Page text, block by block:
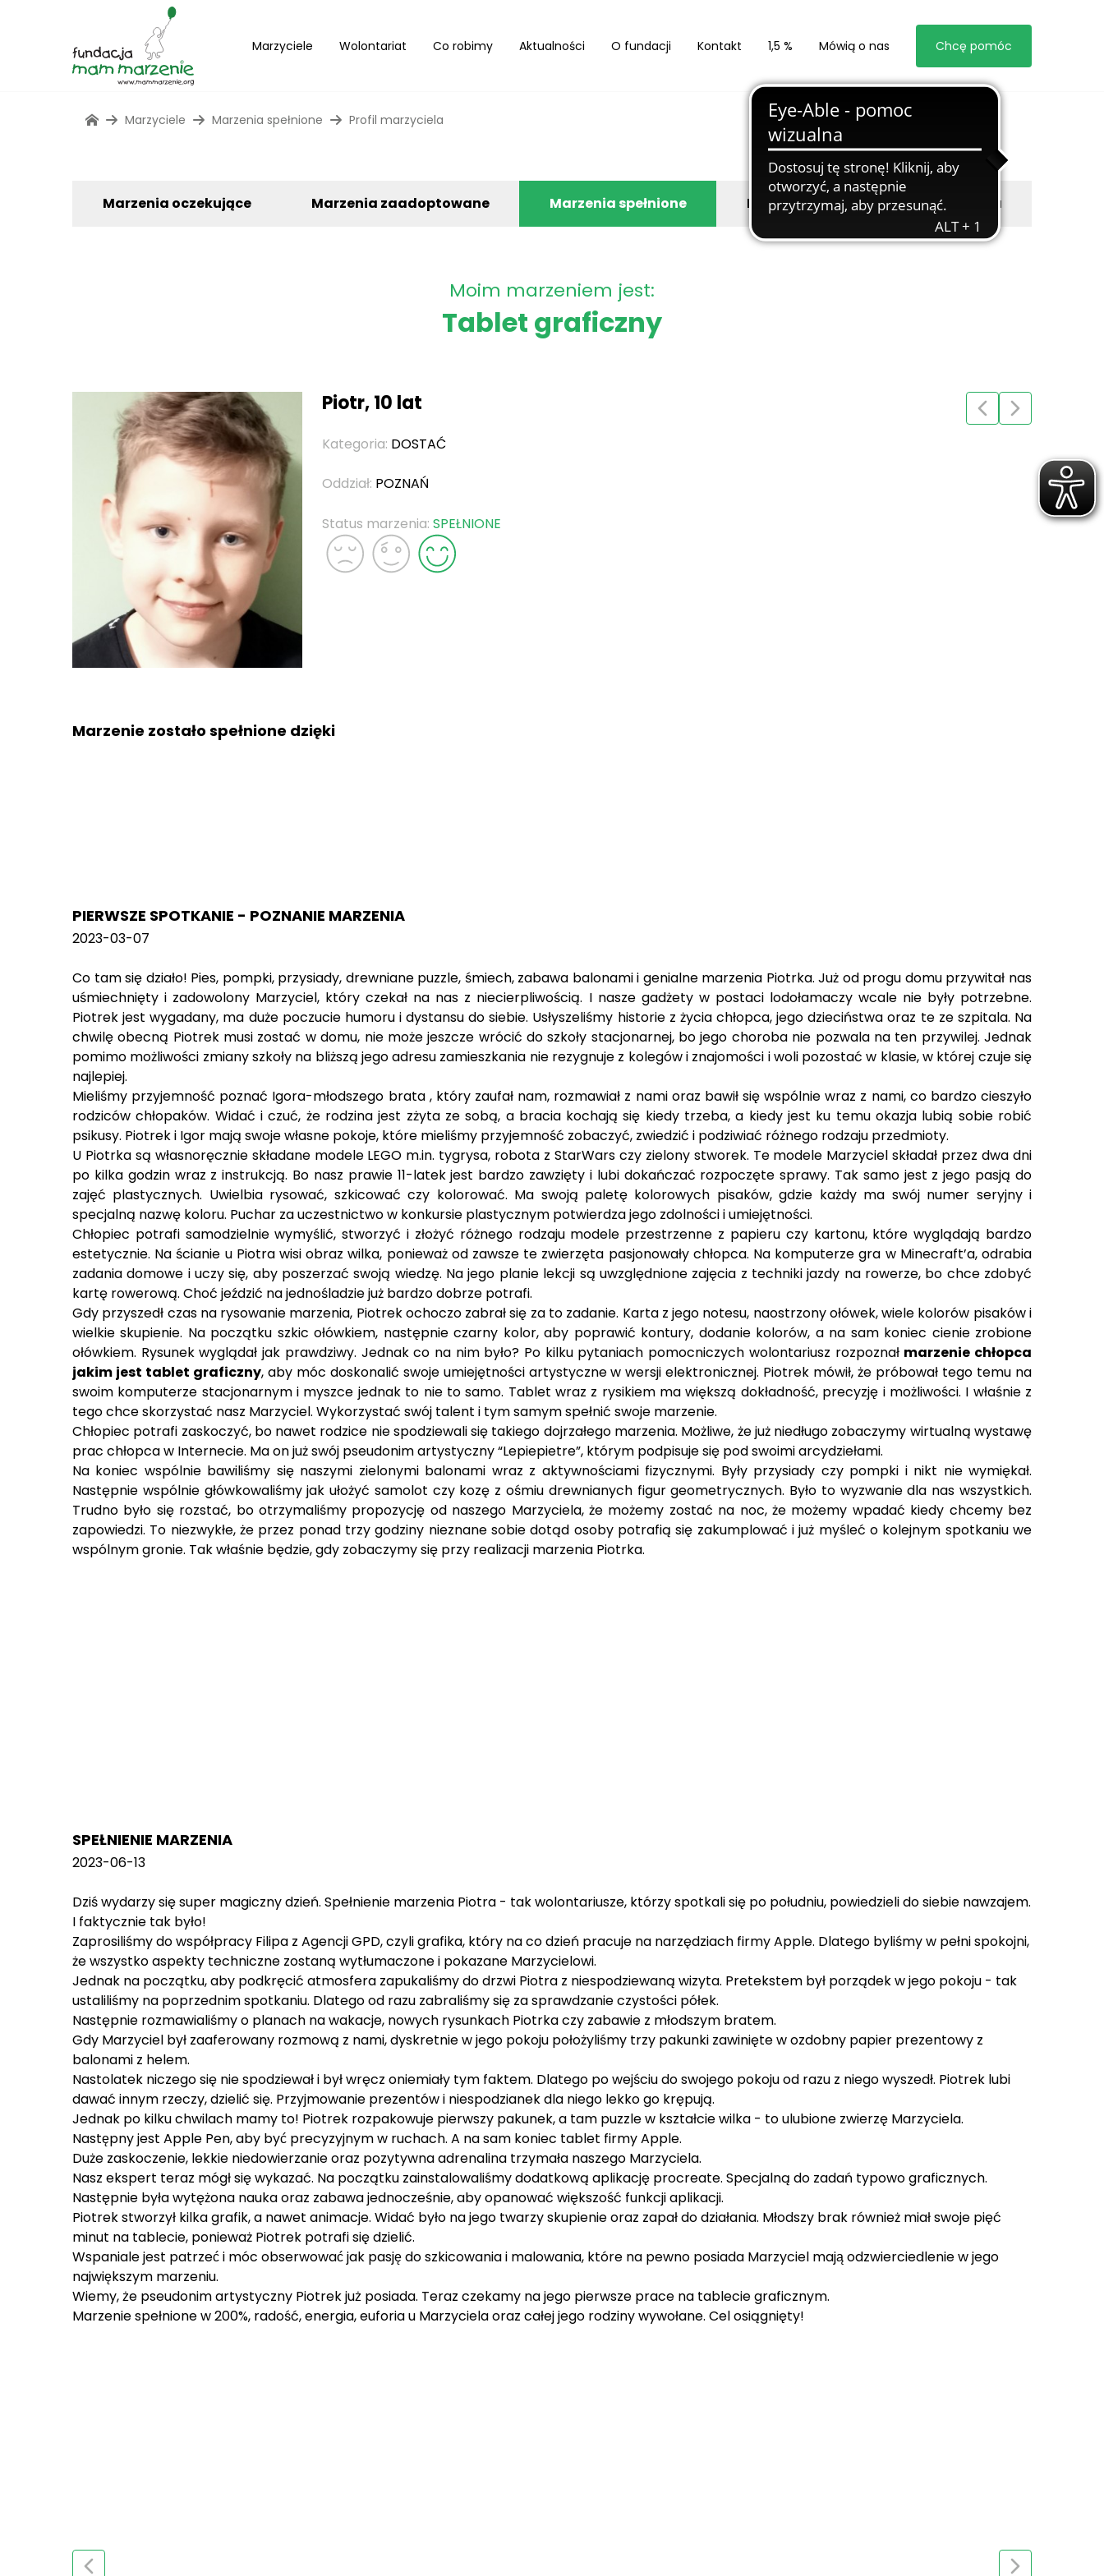
Marzyciele Wolontariat Co robimy Aktualności O fundacji Kontakt 1,5 % Mówią o nas Chcę pomóc
Marzyciele Marzenia spełnione Profil marzyciela
Marzenia oczekujące Marzenia zaadoptowane Marzenia spełnione Byli z nami Zgłoś marzyciela
Moim marzeniem jest:
Tablet graficzny
Piotr, 10 lat
Kategoria: DOSTAĆ
Oddział: POZNAŃ
Status marzenia: SPEŁNIONE
Marzenie zostało spełnione dzięki
PIERWSZE SPOTKANIE - POZNANIE MARZENIA
2023-03-07
Co tam się działo! Pies, pompki, przysiady, drewniane puzzle, śmiech, zabawa balonami i genialne marzenia Piotrka. Już od progu domu przywitał nas
uśmiechnięty i zadowolony Marzyciel, który czekał na nas z niecierpliwością. I nasze gadżety w postaci lodołamaczy wcale nie były potrzebne.
Piotrek jest wygadany, ma duże poczucie humoru i dystansu do siebie. Usłyszeliśmy historie z życia chłopca, jego dzieciństwa oraz te ze szpitala. Na
chwilę obecną Piotrek musi zostać w domu, nie może jeszcze wrócić do szkoły stacjonarnej, bo jego choroba nie pozwala na ten przywilej. Jednak
pomimo możliwości zmiany szkoły na bliższą jego adresu zamieszkania nie rezygnuje z kolegów i znajomości i woli pozostać w klasie, w której czuje się
najlepiej.
Mieliśmy przyjemność poznać Igora-młodszego brata , który zaufał nam, rozmawiał z nami oraz bawił się wspólnie wraz z nami, co bardzo cieszyło
rodziców chłopaków. Widać i czuć, że rodzina jest zżyta ze sobą, a bracia kochają się kiedy trzeba, a kiedy jest ku temu okazja lubią sobie robić
psikusy. Piotrek i Igor mają swoje własne pokoje, które mieliśmy przyjemność zobaczyć, zwiedzić i podziwiać różnego rodzaju przedmioty.
U Piotrka są własnoręcznie składane modele LEGO m.in. tygrysa, robota z StarWars czy zielony stworek. Te modele Marzyciel składał przez dwa dni
po kilka godzin wraz z instrukcją. Bo nasz prawie 11-latek jest bardzo zawzięty i lubi dokańczać rozpoczęte sprawy. Tak samo jest z jego pasją do
zajęć plastycznych. Uwielbia rysować, szkicować czy kolorować. Ma swoją paletę kolorowych pisaków, gdzie każdy ma swój numer seryjny i
specjalną nazwę koloru. Puchar za uczestnictwo w konkursie plastycznym potwierdza jego zdolności i umiejętności.
Chłopiec potrafi samodzielnie wymyślić, stworzyć i złożyć różnego rodzaju modele przestrzenne z papieru czy kartonu, które wyglądają bardzo
estetycznie. Na ścianie u Piotra wisi obraz wilka, ponieważ od zawsze te zwierzęta pasjonowały chłopca. Na komputerze gra w Minecraft’a, odrabia
zadania domowe i uczy się, aby poszerzać swoją wiedzę. Na jego planie lekcji są uwzględnione zajęcia z techniki jazdy na rowerze, bo chce zdobyć
kartę rowerową. Choć jeździć na jednośladzie już bardzo dobrze potrafi.
Gdy przyszedł czas na rysowanie marzenia, Piotrek ochoczo zabrał się za to zadanie. Karta z jego notesu, naostrzony ołówek, wiele kolorów pisaków i
wielkie skupienie. Na początku szkic ołówkiem, następnie czarny kolor, aby poprawić kontury, dodanie kolorów, a na sam koniec cienie zrobione
ołówkiem. Rysunek wyglądał jak prawdziwy. Jednak co na nim było? Po kilku pytaniach pomocniczych wolontariusz rozpoznał marzenie chłopca
jakim jest tablet graficzny, aby móc doskonalić swoje umiejętności artystyczne w wersji elektronicznej. Piotrek mówił, że próbował tego temu na
swoim komputerze stacjonarnym i myszce jednak to nie to samo. Tablet wraz z rysikiem ma większą dokładność, precyzję i możliwości. I właśnie z
tego chce skorzystać nasz Marzyciel. Wykorzystać swój talent i tym samym spełnić swoje marzenie.
Chłopiec potrafi zaskoczyć, bo nawet rodzice nie spodziewali się takiego dojrzałego marzenia. Możliwe, że już niedługo zobaczymy wirtualną wystawę
prac chłopca w Internecie. Ma on już swój pseudonim artystyczny “Lepiepietre”, którym podpisuje się pod swoimi arcydziełami.
Na koniec wspólnie bawiliśmy się naszymi zielonymi balonami wraz z aktywnościami fizycznymi. Były przysiady czy pompki i nikt nie wymiękał.
Następnie wspólnie główkowaliśmy jak ułożyć samolot czy kozę z ośmiu drewnianych figur geometrycznych. Było to wyzwanie dla nas wszystkich.
Trudno było się rozstać, bo otrzymaliśmy propozycję od naszego Marzyciela, że możemy zostać na noc, że możemy wpadać kiedy chcemy bez
zapowiedzi. To niezwykłe, że przez ponad trzy godziny nieznane sobie dotąd osoby potrafią się zakumplować i już myśleć o kolejnym spotkaniu we
wspólnym gronie. Tak właśnie będzie, gdy zobaczymy się przy realizacji marzenia Piotrka.
SPEŁNIENIE MARZENIA
2023-06-13
Dziś wydarzy się super magiczny dzień. Spełnienie marzenia Piotra - tak wolontariusze, którzy spotkali się po południu, powiedzieli do siebie nawzajem.
I faktycznie tak było!
Zaprosiliśmy do współpracy Filipa z Agencji GPD, czyli grafika, który na co dzień pracuje na narzędziach firmy Apple. Dlatego byliśmy w pełni spokojni,
że wszystko aspekty techniczne zostaną wytłumaczone i pokazane Marzycielowi.
Jednak na początku, aby podkręcić atmosfera zapukaliśmy do drzwi Piotra z niespodziewaną wizyta. Pretekstem był porządek w jego pokoju - tak
ustaliliśmy na poprzednim spotkaniu. Dlatego od razu zabraliśmy się za sprawdzanie czystości półek.
Następnie rozmawialiśmy o planach na wakacje, nowych rysunkach Piotrka czy zabawie z młodszym bratem.
Gdy Marzyciel był zaaferowany rozmową z nami, dyskretnie w jego pokoju położyliśmy trzy pakunki zawinięte w ozdobny papier prezentowy z
balonami z helem.
Nastolatek niczego się nie spodziewał i był wręcz oniemiały tym faktem. Dlatego po wejściu do swojego pokoju od razu z niego wyszedł. Piotrek lubi
dawać innym rzeczy, dzielić się. Przyjmowanie prezentów i niespodzianek dla niego lekko go krępują.
Jednak po kilku chwilach mamy to! Piotrek rozpakowuje pierwszy pakunek, a tam puzzle w kształcie wilka - to ulubione zwierzę Marzyciela.
Następny jest Apple Pen, aby być precyzyjnym w ruchach. A na sam koniec tablet firmy Apple.
Duże zaskoczenie, lekkie niedowierzanie oraz pozytywna adrenalina trzymała naszego Marzyciela.
Nasz ekspert teraz mógł się wykazać. Na początku zainstalowaliśmy dodatkową aplikację procreate. Specjalną do zadań typowo graficznych.
Następnie była wytężona nauka oraz zabawa jednocześnie, aby opanować większość funkcji aplikacji.
Piotrek stworzył kilka grafik, a nawet animacje. Widać było na jego twarzy skupienie oraz zapał do działania. Młodszy brak również miał swoje pięć
minut na tablecie, ponieważ Piotrek potrafi się dzielić.
Wspaniale jest patrzeć i móc obserwować jak pasję do szkicowania i malowania, które na pewno posiada Marzyciel mają odzwierciedlenie w jego
największym marzeniu.
Wiemy, że pseudonim artystyczny Piotrek już posiada. Teraz czekamy na jego pierwsze prace na tablecie graficznym.
Marzenie spełnione w 200%, radość, energia, euforia u Marzyciela oraz całej jego rodziny wywołane. Cel osiągnięty!